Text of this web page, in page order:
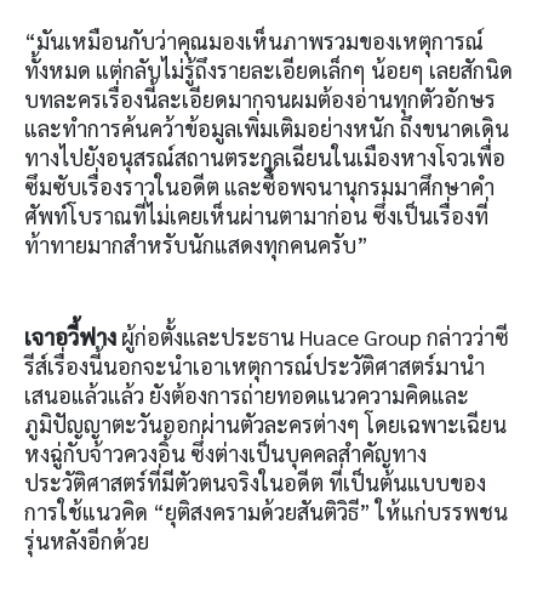
“มันเหมือนกับว่าคุณมองเห็นภาพรวมของเหตุการณ์
ทั้งหมด แต่กลับไม่รู้ถึงรายละเอียดเล็กๆ น้อยๆ เลยสักนิด
บทละครเรื่องนี้ละเอียดมากจนผมต้องอ่านทุกตัวอักษร
และทำการค้นคว้าข้อมูลเพิ่มเติมอย่างหนัก ถึงขนาดเดิน
ทางไปยังอนุสรณ์สถานตระกูลเฉียนในเมืองหางโจวเพื่อ
ซึมซับเรื่องราวในอดีต และซื้อพจนานุกรมมาศึกษาคำ
ศัพท์โบราณที่ไม่เคยเห็นผ่านตามาก่อน ซึ่งเป็นเรื่องที่
ท้าทายมากสำหรับนักแสดงทุกคนครับ”
เจาอวี้ฟาง ผู้ก่อตั้งและประธาน Huace Group กล่าวว่าซี
รีส์เรื่องนี้นอกจะนำเอาเหตุการณ์ประวัติศาสตร์มานำ
เสนอแล้วแล้ว ยังต้องการถ่ายทอดแนวความคิดและ
ภูมิปัญญาตะวันออกผ่านตัวละครต่างๆ โดยเฉพาะเฉียน
หงฉู่กับจ้าวควงอิ้น ซึ่งต่างเป็นบุคคลสำคัญทาง
ประวัติศาสตร์ที่มีตัวตนจริงในอดีต ที่เป็นต้นแบบของ
การใช้แนวคิด “ยุติสงครามด้วยสันติวิธี” ให้แก่บรรพชน
รุ่นหลังอีกด้วย